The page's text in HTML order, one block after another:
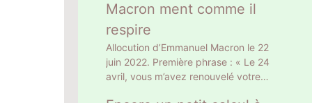
Macron ment comme il
respire
Allocution d’Emmanuel Macron le 22
juin 2022. Première phrase : « Le 24
avril, vous m’avez renouvelé votre